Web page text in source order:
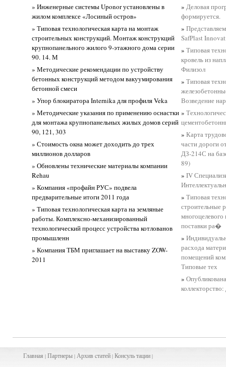
» Инженерные системы Uponor установлены в
жилом комплексе «Лосиный остров»
» Типовая технологическая карта на монтаж
строительных конструкций. Монтаж конструкций
крупнопанельного жилого 9-этажного дома серии
90. 14. М
» Методические рекомендации по устройству
бетонных конструкций методом вакуумирования
бетонной смеси
» Упор блокиратора Internika для профиля Veka
» Методические указания по применению оснастки
для монтажа крупнопанельных жилых домов серий
90, 121, 303
» Стоимость окна может доходить до трех
миллионов долларов
» Обновлены технические материалы компании
Rehau
» Компания «профайн РУС» подвела
предварительные итоги 2011 года
» Типовая технологическая карта на земляные
работы. Комплексно-механизированный
технологический процесс устройства котлованов
промышленн
» Компания ТБМ приглашает на выставку ZOW-
2011
»Деловая
формируется.
»
SafPlast
»Типовая
кровель из
Филизол
»Типовая
Возведение
»
»Карта
части дороги
ДЗ-214С на
89)
»IV
»Типовая
строительные
поставки ра�
»
расхода
помещений
Типовые тех
»
Главная |Партнеры |Архив cтатей |Консуль тации |